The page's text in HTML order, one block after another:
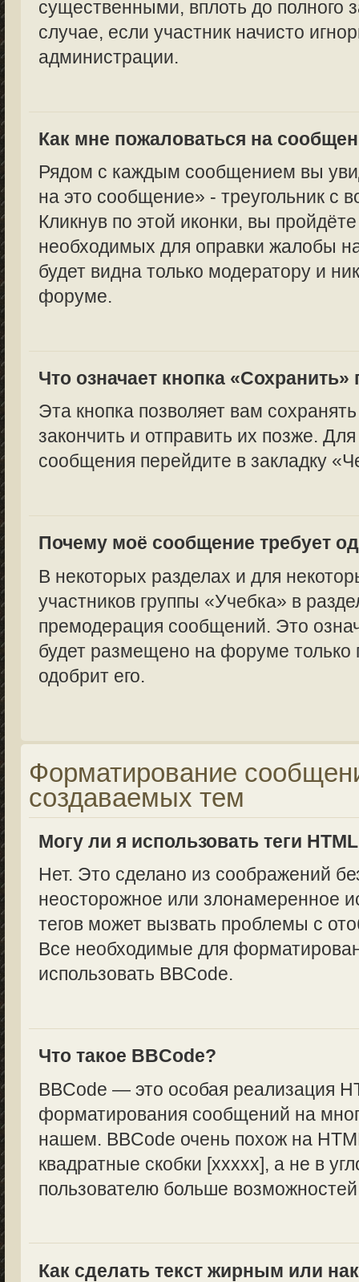
существенными, вплоть до полного
случае, если участник начисто
администрации.
Как мне пожаловаться на
Рядом с каждым сообщением вы
на это сообщение» - треугольник с
Кликнув по этой иконки, вы
необходимых для оправки жалобы
будет видна только модератору и
форуме.
Что означает кнопка
Эта кнопка позволяет вам
закончить и отправить их позже.
сообщения перейдите в закладку
Почему моё сообщение требует
В некоторых разделах и для
участников группы «Учебка» в
премодерация сообщений. Это
будет размещено на форуме только
одобрит его.
Форматирование
создаваемых тем
Могу ли я использовать теги
Нет. Это сделано из соображений
неосторожное или злонамеренное
тегов может вызвать проблемы с
Все необходимые для
использовать BBCode.
Что такое BBCode?
BBCode — это особая реализация
форматирования сообщений на
нашем. BBCode очень похож на
квадратные скобки [xxxxx], а не в
пользователю больше
Как сделать текст жирным или